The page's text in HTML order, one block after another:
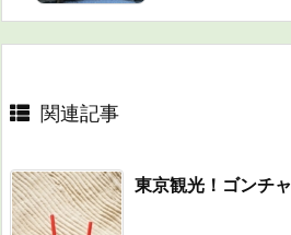
関連記事
東京観光！ゴンチャ